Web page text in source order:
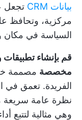
بيانات CRM
تجعل
مركزية، وتحافظ
السياسة في مكان
قم بإنشاء
مخصصة مصممة
الفريدة. تعمق في
نظرة عامة سريعة
وهي مثالية لتتبع